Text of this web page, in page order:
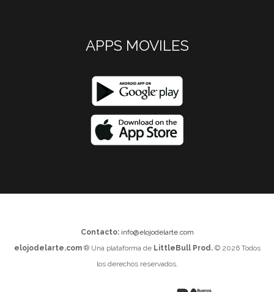
APPS MOVILES
Contacto: info@elojodelarte.com
elojodelarte.com® Una plataforma de LittleBull Prod.© 2026 Todos
los derechos reservados.